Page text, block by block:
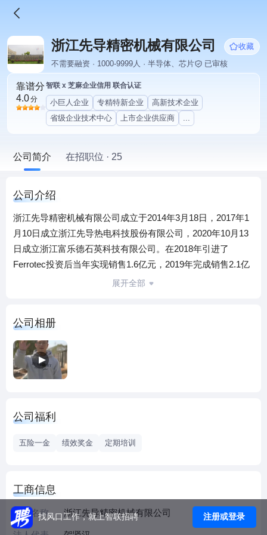
浙江先导精密机械有限公司
收藏
不需要融资 · 1000-9999人 · 半导体、芯片
已审核
靠谱分
4.0分
智联 x 芝麻企业信用 联合认证
小巨人企业 专精特新企业
高新技术企业
省级企业技术中心
上市企业供应商 ...
公司简介 在招职位 · 25
公司介绍
浙江先导精密机械有限公司成立于2014年3月18日，2017年1
月10日成立浙江先导热电科技股份有限公司，2020年10月13
日成立浙江富乐德石英科技有限公司。在2018年引进了
Ferrotec投资后当年实现销售1.6亿元，2019年完成销售2.1亿
元，2020年已完成5.2亿元销售金额。
展开全部
公司相册
公司福利
五险一金 绩效奖金 定期培训
工商信息
企业名称 浙江先导精密机械有限公司
找风口工作，就上智联招聘 注册或登录